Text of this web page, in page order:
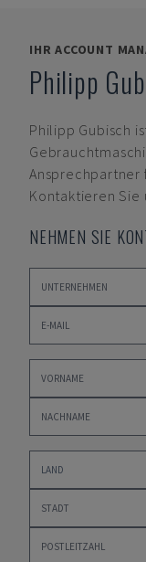
IHR ACCOUNT
Philipp
Philipp Gubisch
Ansprechpartner
Kontaktieren Sie
NEHMEN SIE